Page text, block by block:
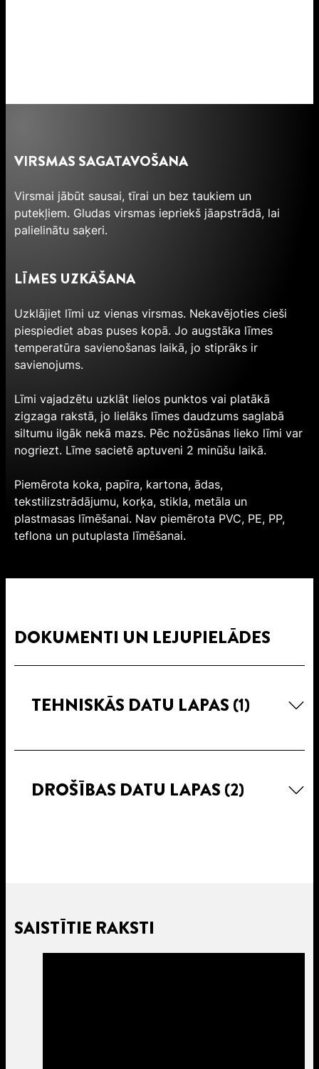
VIRSMAS SAGATAVOŠANA
Virsmai jābūt sausai, tīrai un bez taukiem un
putekļiem. Gludas virsmas iepriekš jāapstrādā, lai
palielinātu saķeri.
LĪMES UZKĀŠANA
Uzklājiet līmi uz vienas virsmas. Nekavējoties cieši
piespiediet abas puses kopā. Jo augstāka līmes
temperatūra savienošanas laikā, jo stiprāks ir
savienojums.
Līmi vajadzētu uzklāt lielos punktos vai platākā
zigzaga rakstā, jo lielāks līmes daudzums saglabā
siltumu ilgāk nekā mazs. Pēc nožūsānas lieko līmi var
nogriezt. Līme sacietē aptuveni 2 minūšu laikā.
Piemērota koka, papīra, kartona, ādas,
tekstilizstrādājumu, korķa, stikla, metāla un
plastmasas līmēšanai. Nav piemērota PVC, PE, PP,
teflona un putuplasta līmēšanai.
DOKUMENTI UN LEJUPIELĀDES
TEHNISKĀS DATU LAPAS (1)
DROŠĪBAS DATU LAPAS (2)
SAISTĪTIE RAKSTI